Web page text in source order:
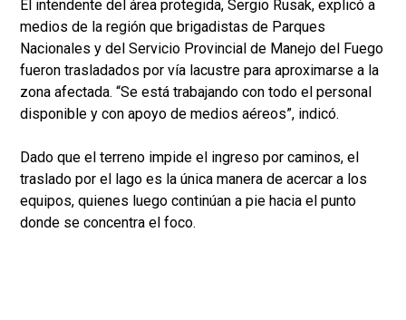
El intendente del área protegida, Sergio Rusak, explicó a
medios de la región que brigadistas de Parques
Nacionales y del Servicio Provincial de Manejo del Fuego
fueron trasladados por vía lacustre para aproximarse a la
zona afectada. “Se está trabajando con todo el personal
disponible y con apoyo de medios aéreos”, indicó.
Dado que el terreno impide el ingreso por caminos, el
traslado por el lago es la única manera de acercar a los
equipos, quienes luego continúan a pie hacia el punto
donde se concentra el foco.